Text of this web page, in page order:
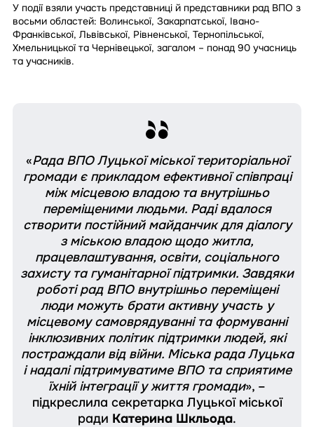
У події взяли участь представниці й представники рад ВПО з
восьми областей: Волинської, Закарпатської, Івано-
Франківської, Львівської, Рівненської, Тернопільської,
Хмельницької та Чернівецької, загалом – понад 90 учасниць
та учасників.
«Рада ВПО Луцької міської територіальної
громади є прикладом ефективної співпраці
між місцевою владою та внутрішньо
переміщеними людьми. Раді вдалося
створити постійний майданчик для діалогу
з міською владою щодо житла,
працевлаштування, освіти, соціального
захисту та гуманітарної підтримки. Завдяки
роботі рад ВПО внутрішньо переміщені
люди можуть брати активну участь у
місцевому самоврядуванні та формуванні
інклюзивних політик підтримки людей, які
постраждали від війни. Міська рада Луцька
і надалі підтримуватиме ВПО та сприятиме
їхній інтеграції у життя громади», –
підкреслила секретарка Луцької міської
ради Катерина Шкльода.